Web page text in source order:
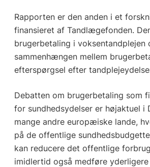
Rapporten er den anden i et
finansieret af Tandlægefonden.
brugerbetaling i voksentandplejen
sammenhængen mellem
efterspørgsel efter
Debatten om brugerbetaling som
for sundhedsydelser er højaktuel i
mange andre europæiske lande,
på de offentlige
kan reducere det offentlige
imidlertid også medføre